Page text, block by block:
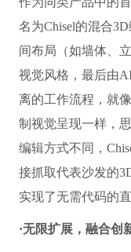
名为Chisel的混合
间布局（如墙体、
视觉风格，最后由
离的工作流程，就
制视觉呈现一样，
编辑方式不同，
接抓取代表沙发的
实现了无需代码的
·无限扩展，融合创